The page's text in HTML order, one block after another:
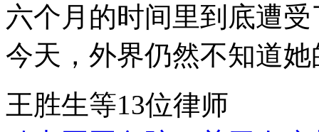
六个月的时间里到底遭
今天，外界仍然不知道
王胜生等13位律师